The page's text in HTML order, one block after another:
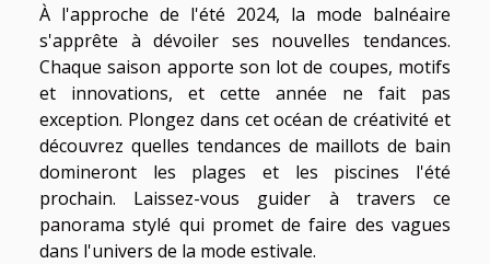
À l'approche de l'été 2024, la mode balnéaire
s'apprête à dévoiler ses nouvelles tendances.
Chaque saison apporte son lot de coupes, motifs
et innovations, et cette année ne fait pas
exception. Plongez dans cet océan de créativité et
découvrez quelles tendances de maillots de bain
domineront les plages et les piscines l'été
prochain. Laissez-vous guider à travers ce
panorama stylé qui promet de faire des vagues
dans l'univers de la mode estivale.